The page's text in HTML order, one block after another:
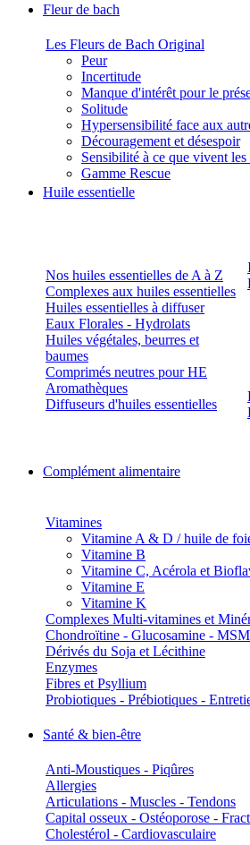
Fleur de bach
Les Fleurs de Bach Original
Peur
Incertitude
Manque d'intérêt pour le
Solitude
Hypersensibilité face aux
Découragement et désespoir
Sensibilité à ce que vivent les
Gamme Rescue
Huile essentielle
Nos huiles essentielles de A à Z
Complexes aux huiles essentielles
Huiles essentielles à diffuser
Eaux Florales - Hydrolats
Huiles végétales, beurres et
baumes
Comprimés neutres pour HE
Aromathèques
Diffuseurs d'huiles essentielles
Complément alimentaire
Vitamines
Vitamine A & D / huile de
Vitamine B
Vitamine C, Acérola et
Vitamine E
Vitamine K
Complexes Multi-vitamines et
Chondroïtine - Glucosamine - MSM
Dérivés du Soja et Lécithine
Enzymes
Fibres et Psyllium
Probiotiques - Prébiotiques -
Santé & bien-être
Anti-Moustiques - Piqûres
Allergies
Articulations - Muscles - Tendons
Capital osseux - Ostéoporose -
Cholestérol - Cardiovasculaire